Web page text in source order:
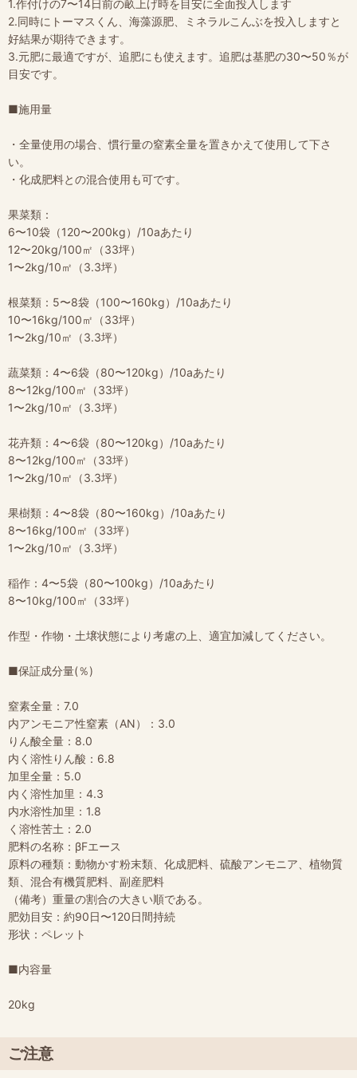
1.作付けの7〜14日前の畝上げ時を目安に全面投入します
2.同時にトーマスくん、海藻源肥、ミネラルこんぶを投入しますと
好結果が期待できます。
3.元肥に最適ですが、追肥にも使えます。追肥は基肥の30〜50％が
目安です。
■施用量
・全量使用の場合、慣行量の窒素全量を置きかえて使用して下さ
い。
・化成肥料との混合使用も可です。
果菜類：
6〜10袋（120〜200kg）/10aあたり
12〜20kg/100㎡（33坪）
1〜2kg/10㎡（3.3坪）
根菜類：5〜8袋（100〜160kg）/10aあたり
10〜16kg/100㎡（33坪）
1〜2kg/10㎡（3.3坪）
蔬菜類：4〜6袋（80〜120kg）/10aあたり
8〜12kg/100㎡（33坪）
1〜2kg/10㎡（3.3坪）
花卉類：4〜6袋（80〜120kg）/10aあたり
8〜12kg/100㎡（33坪）
1〜2kg/10㎡（3.3坪）
果樹類：4〜8袋（80〜160kg）/10aあたり
8〜16kg/100㎡（33坪）
1〜2kg/10㎡（3.3坪）
稲作：4〜5袋（80〜100kg）/10aあたり
8〜10kg/100㎡（33坪）
作型・作物・土壌状態により考慮の上、適宜加減してください。
■保証成分量(％)
窒素全量：7.0
内アンモニア性窒素（AN）：3.0
りん酸全量：8.0
内く溶性りん酸：6.8
加里全量：5.0
内く溶性加里：4.3
内水溶性加里：1.8
く溶性苦土：2.0
肥料の名称：βFエース
原料の種類：動物かす粉末類、化成肥料、硫酸アンモニア、植物質
類、混合有機質肥料、副産肥料
（備考）重量の割合の大きい順である。
肥効目安：約90日〜120日間持続
形状：ペレット
■内容量
20kg
ご注意